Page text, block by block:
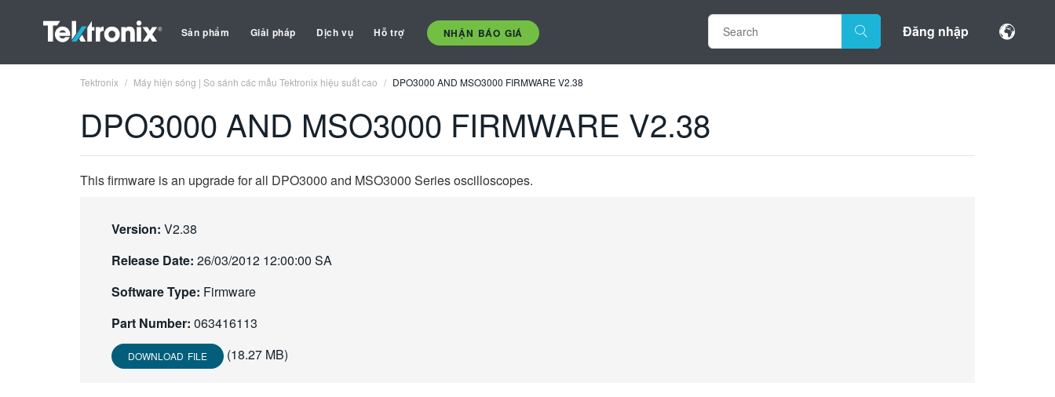
Sản phẩm Giải pháp Dịch vụ Hỗ trợ NHẬN BÁO GIÁ Đăng nhập
Tektronix Máy hiện sóng | So sánh các mẫu Tektronix hiệu suất cao DPO3000 AND MSO3000 FIRMWARE V2.38
DPO3000 AND MSO3000 FIRMWARE V2.38
This firmware is an upgrade for all DPO3000 and MSO3000 Series oscilloscopes.
Version: V2.38
Release Date: 26/03/2012 12:00:00 SA
Software Type: Firmware
Part Number: 063416113
DOWNLOAD FILE (18.27 MB)